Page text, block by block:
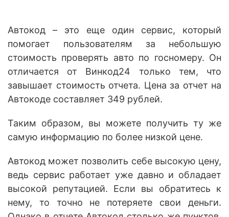
Автокод – это еще один сервис, который
помогает пользователям за небольшую
стоимость проверять авто по госномеру. Он
отличается от Винкод24 только тем, что
завышает стоимость отчета. Цена за отчет на
Автокоде составляет 349 рублей.
Таким образом, вы можете получить ту же
самую информацию по более низкой цене.
Автокод может позволить себе высокую цену,
ведь сервис работает уже давно и обладает
высокой репутацией. Если вы обратитесь к
нему, то точно не потеряете свои деньги.